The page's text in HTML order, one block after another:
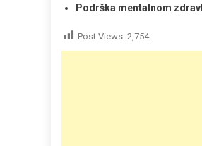
Podrška mentalnom
Post Views: 2,754